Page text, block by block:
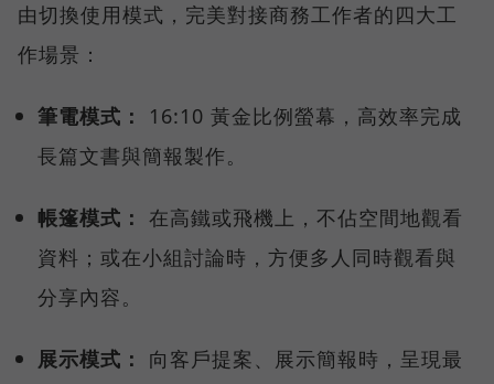
由切換使用模式，完美對接商務工作者的四大工
作場景：
筆電模式：
16:10 黃金比例螢幕，高效率完成
長篇文書與簡報製作。
帳篷模式： 在高鐵或飛機上，不佔空間地觀看
資料；或在小組討論時，方便多人同時觀看與
分享內容。
展示模式：
向客戶提案、展示簡報時，呈現最